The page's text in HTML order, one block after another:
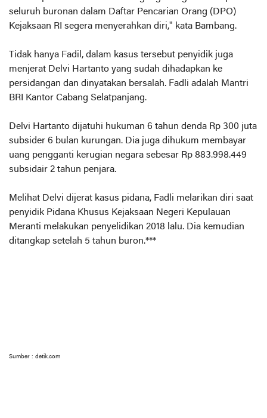
seluruh buronan dalam Daftar Pencarian Orang (DPO)
Kejaksaan RI segera menyerahkan diri," kata Bambang.
Tidak hanya Fadil, dalam kasus tersebut penyidik juga
menjerat Delvi Hartanto yang sudah dihadapkan ke
persidangan dan dinyatakan bersalah. Fadli adalah Mantri
BRI Kantor Cabang Selatpanjang.
Delvi Hartanto dijatuhi hukuman 6 tahun denda Rp 300 juta
subsider 6 bulan kurungan. Dia juga dihukum membayar
uang pengganti kerugian negara sebesar Rp 883.998.449
subsidair 2 tahun penjara.
Melihat Delvi dijerat kasus pidana, Fadli melarikan diri saat
penyidik Pidana Khusus Kejaksaan Negeri Kepulauan
Meranti melakukan penyelidikan 2018 lalu. Dia kemudian
ditangkap setelah 5 tahun buron.***
Sumber : detik.com